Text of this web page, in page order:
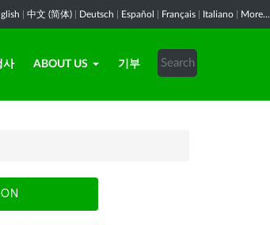
中文 (简体) Deutsch Español Français Italiano More...
사 ABOUT US 기부